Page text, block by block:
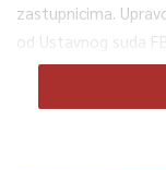
zastupnicima.
od Ustavnog suda
nedostatku vizije,
spletkare kako bi